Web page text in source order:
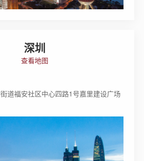
深圳
查看地图
道福安社区中心四路1号嘉里建设广场